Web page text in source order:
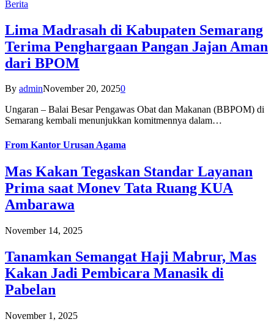
Berita
Lima Madrasah di Kabupaten Semarang
Terima Penghargaan Pangan Jajan Aman
dari BPOM
By adminNovember 20, 20250
Ungaran – Balai Besar Pengawas Obat dan Makanan (BBPOM) di
Semarang kembali menunjukkan komitmennya dalam…
From Kantor Urusan Agama
Mas Kakan Tegaskan Standar Layanan
Prima saat Monev Tata Ruang KUA
Ambarawa
November 14, 2025
Tanamkan Semangat Haji Mabrur, Mas
Kakan Jadi Pembicara Manasik di
Pabelan
November 1, 2025